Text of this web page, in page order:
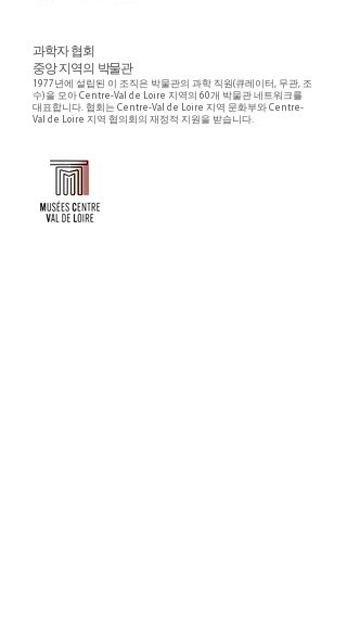
과학자 협회
중앙 지역의 박물관
1977년에 설립된 이 조직은 박물관의 과학 직원(큐레이터, 무관, 조
수)을 모아 Centre-Val de Loire 지역의 60개 박물관 네트워크를
대표합니다. 협회는 Centre-Val de Loire 지역 문화부와 Centre-
Val de Loire 지역 협의회의 재정적 지원을 받습니다.